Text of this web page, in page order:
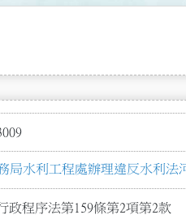
局水利工程處辦理違反水利法
政程序法第159條第2項第2款